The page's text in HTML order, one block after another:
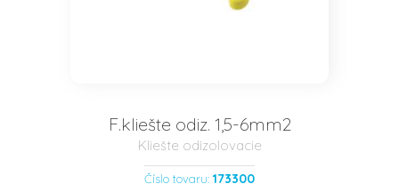
F.kliešte odiz. 1,5-6mm2
Kliešte odizolovacie
Číslo tovaru: 173300